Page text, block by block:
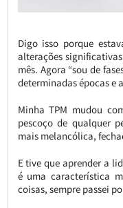
Digo isso porque
alterações
mês. Agora “sou de
determinadas épocas e
Minha TPM mudou
pescoço de qualquer
mais melancólica,
E tive que aprender a
é uma característica
coisas, sempre passei